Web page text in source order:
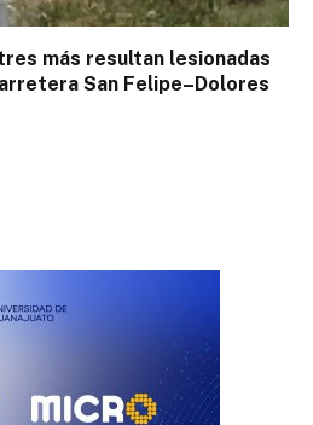
más resultan lesionadas
San Felipe–Dolores